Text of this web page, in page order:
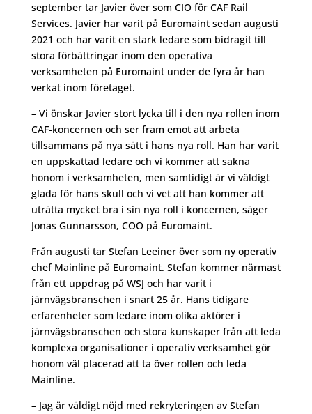
september tar Javier över som CIO för CAF Rail
Services. Javier har varit på Euromaint sedan augusti
2021 och har varit en stark ledare som bidragit till
stora förbättringar inom den operativa
verksamheten på Euromaint under de fyra år han
verkat inom företaget.
– Vi önskar Javier stort lycka till i den nya rollen inom
CAF-koncernen och ser fram emot att arbeta
tillsammans på nya sätt i hans nya roll. Han har varit
en uppskattad ledare och vi kommer att sakna
honom i verksamheten, men samtidigt är vi väldigt
glada för hans skull och vi vet att han kommer att
uträtta mycket bra i sin nya roll i koncernen, säger
Jonas Gunnarsson, COO på Euromaint.
Från augusti tar Stefan Leeiner över som ny operativ
chef Mainline på Euromaint. Stefan kommer närmast
från ett uppdrag på WSJ och har varit i
järnvägsbranschen i snart 25 år. Hans tidigare
erfarenheter som ledare inom olika aktörer i
järnvägsbranschen och stora kunskaper från att leda
komplexa organisationer i operativ verksamhet gör
honom väl placerad att ta över rollen och leda
Mainline.
– Jag är väldigt nöjd med rekryteringen av Stefan